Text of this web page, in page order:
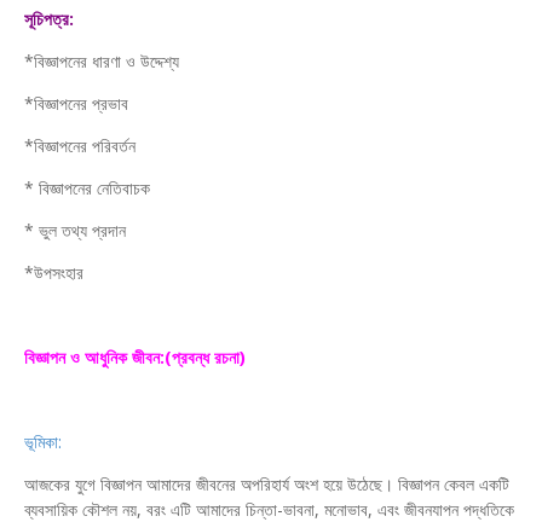
সূচিপত্র:
*বিজ্ঞাপনের ধারণা ও উদ্দেশ্য
*বিজ্ঞাপনের প্রভাব
*বিজ্ঞাপনের পরিবর্তন
* বিজ্ঞাপনের নেতিবাচক
* ভুল তথ্য প্রদান
*উপসংহার
বিজ্ঞাপন ও আধুনিক জীবন:(প্রবন্ধ রচনা)
ভূমিকা:
আজকের যুগে বিজ্ঞাপন আমাদের জীবনের অপরিহার্য অংশ হয়ে উঠেছে। বিজ্ঞাপন কেবল একটি
ব্যবসায়িক কৌশল নয়, বরং এটি আমাদের চিন্তা-ভাবনা, মনোভাব, এবং জীবনযাপন পদ্ধতিকে